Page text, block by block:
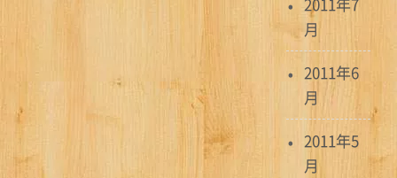
月
2011年6
月
2011年5
月